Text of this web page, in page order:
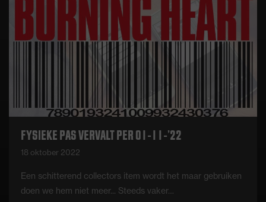
FYSIEKE PAS VERVALT PER 01-11-’22
18 oktober 2022
Een schitterend collectors item wordt het maar gebruiken
doen we hem niet meer... Steeds vaker…